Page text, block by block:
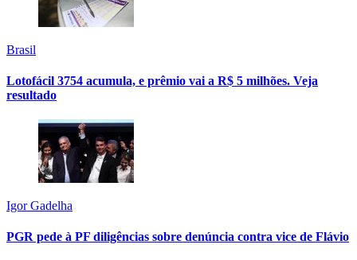
Brasil
Lotofácil 3754 acumula, e prêmio vai a R$ 5 milhões. Veja
resultado
Igor Gadelha
PGR pede à PF diligências sobre denúncia contra vice de Flávio